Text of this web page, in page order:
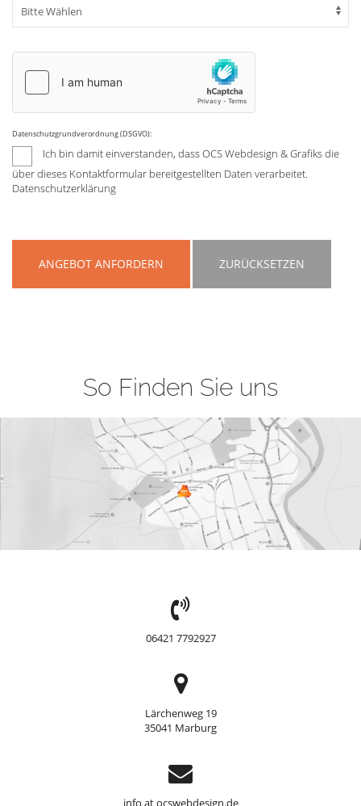
Datenschutzgrundverordnung (DSGVO):
Ich bin damit einverstanden, dass OCS Webdesign & Grafiks die
über dieses Kontaktformular bereitgestellten Daten verarbeitet.
Datenschutzerklärung
ANGEBOT ANFORDERN ZURÜCKSETZEN
So Finden Sie uns
TEL:
06421 7792927
Adresse
Lärchenweg 19
35041 Marburg
Support
info at ocswebdesign.de